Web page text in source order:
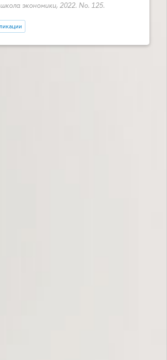
экономики, 2022. No. 125.